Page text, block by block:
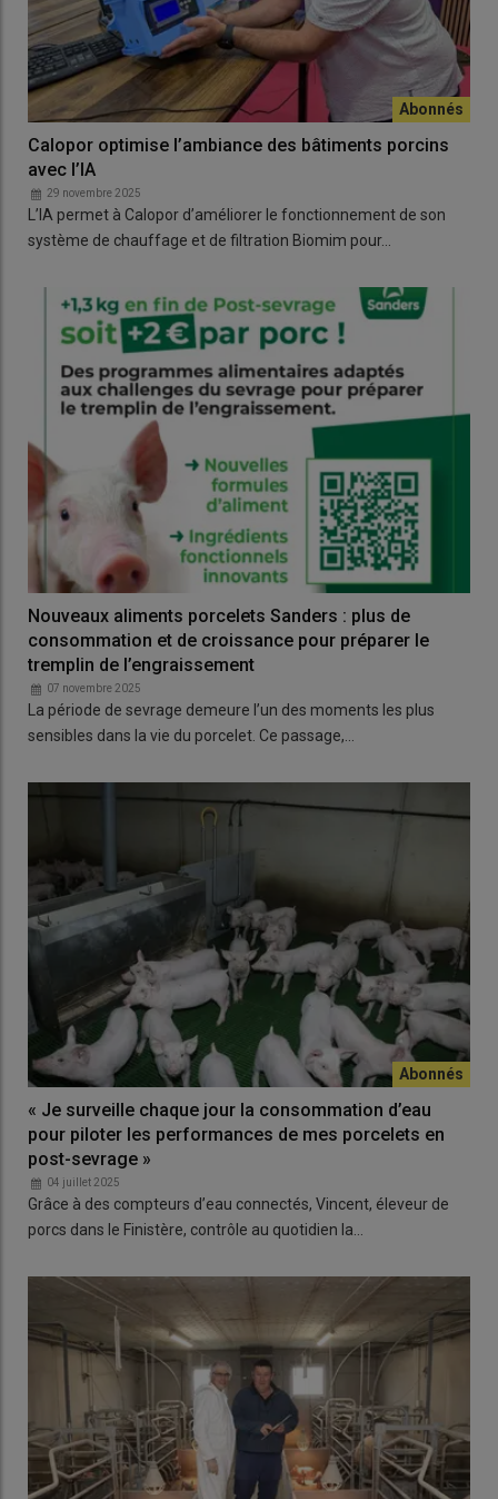
Calopor optimise l’ambiance des bâtiments porcins
avec l’IA
29 novembre 2025
L’IA permet à Calopor d’améliorer le fonctionnement de son
système de chauffage et de filtration Biomim pour…
Nouveaux aliments porcelets Sanders : plus de
consommation et de croissance pour préparer le
tremplin de l’engraissement
07 novembre 2025
La période de sevrage demeure l’un des moments les plus
sensibles dans la vie du porcelet. Ce passage,…
« Je surveille chaque jour la consommation d’eau
pour piloter les performances de mes porcelets en
post-sevrage »
04 juillet 2025
Grâce à des compteurs d’eau connectés, Vincent, éleveur de
porcs dans le Finistère, contrôle au quotidien la…